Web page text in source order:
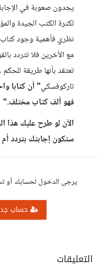
يجدون صعوبة في
لكثرة الكتب الجيدة
نظري فأهمية وجود
مع الأخرين فلا تتردد
تعتقد بأنها طريقة
تاركوفسكي" أن كتابا
فهو ألف كتاب مختلف."
الآن لو طرح عليك هذا
ستكون إجابتك بتردد
يرجى الدخول لحسابك أو
حساب
التعليقات